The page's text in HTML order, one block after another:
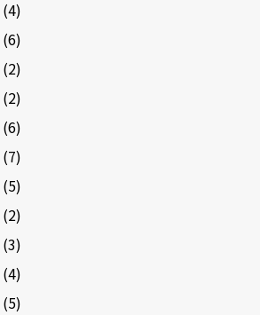
(4)
(6)
(2)
(2)
(6)
(7)
(5)
(2)
(3)
(4)
(5)